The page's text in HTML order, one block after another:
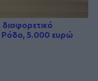
Ρόδο, 5.000 ευρώ